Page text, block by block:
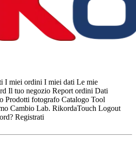
I miei ordini I miei dati Le mie
Il tuo negozio Report ordini Dati
Prodotti fotografo Catalogo Tool
Cambio Lab. RikordaTouch Logout
Registrati